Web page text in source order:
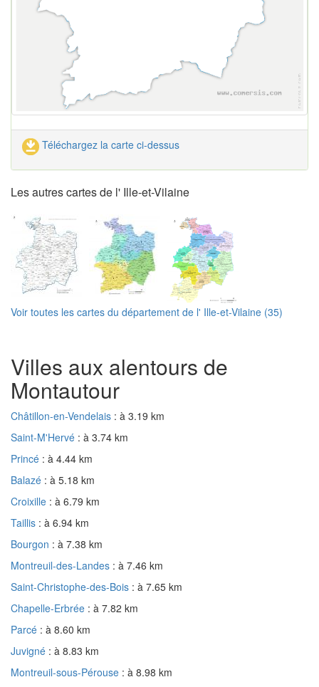
Téléchargez la carte ci-dessus
Les autres cartes de l' Ille-et-Vilaine
Voir toutes les cartes du département de l' Ille-et-Vilaine (35)
Villes aux alentours de
Montautour
Châtillon-en-Vendelais : à 3.19 km
Saint-M'Hervé : à 3.74 km
Princé : à 4.44 km
Balazé : à 5.18 km
Croixille : à 6.79 km
Taillis : à 6.94 km
Bourgon : à 7.38 km
Montreuil-des-Landes : à 7.46 km
Saint-Christophe-des-Bois : à 7.65 km
Chapelle-Erbrée : à 7.82 km
Parcé : à 8.60 km
Juvigné : à 8.83 km
Montreuil-sous-Pérouse : à 8.98 km